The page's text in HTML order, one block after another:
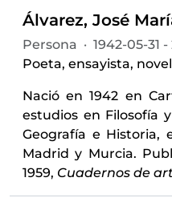
Álvarez, José
Persona · 1942-05-31
Poeta, ensayista,
Nació en 1942 en
estudios en Filosofía
Geografía e Historia,
Madrid y Murcia.
1959, Cuadernos de